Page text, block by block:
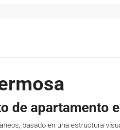
de apartamento
basado en una estructura